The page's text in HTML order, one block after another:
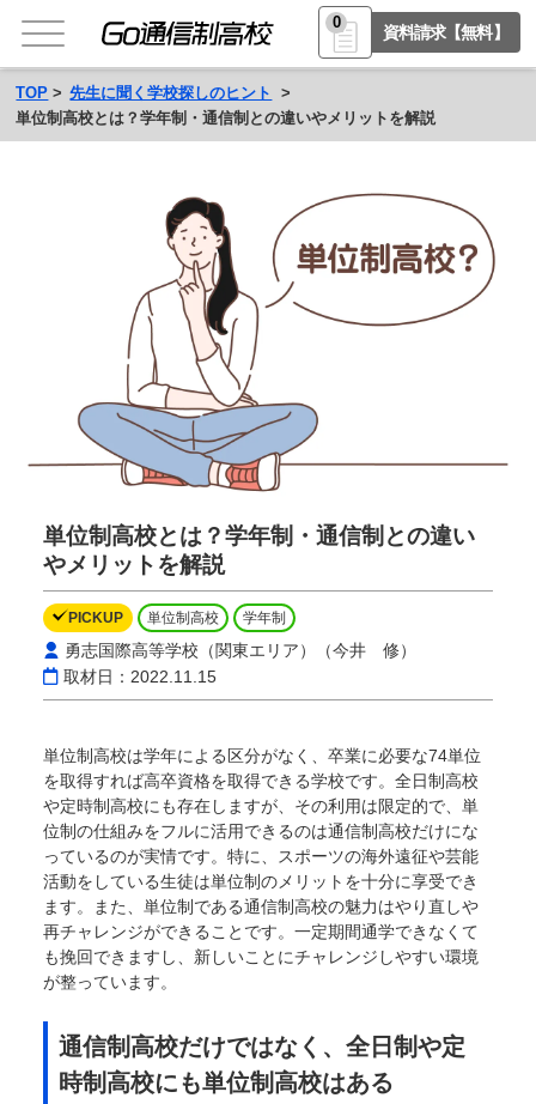
0
資料請求【無料】
TOP
先生に聞く学校探しのヒント
単位制高校とは？学年制・通信制との違いやメリットを解説
単位制高校とは？学年制・通信制との違い
やメリットを解説
PICKUP 単位制高校 学年制
勇志国際高等学校（関東エリア）（今井 修）
取材日：2022.11.15
単位制高校は学年による区分がなく、卒業に必要な74単位
を取得すれば高卒資格を取得できる学校です。全日制高校
や定時制高校にも存在しますが、その利用は限定的で、単
位制の仕組みをフルに活用できるのは通信制高校だけにな
っているのが実情です。特に、スポーツの海外遠征や芸能
活動をしている生徒は単位制のメリットを十分に享受でき
ます。また、単位制である通信制高校の魅力はやり直しや
再チャレンジができることです。一定期間通学できなくて
も挽回できますし、新しいことにチャレンジしやすい環境
が整っています。
通信制高校だけではなく、全日制や定
時制高校にも単位制高校はある